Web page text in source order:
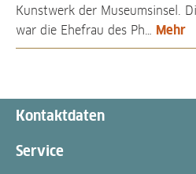
Kunstwerk der Museumsinsel.
war die Ehefrau des Ph… Mehr
Kontaktdaten
Service